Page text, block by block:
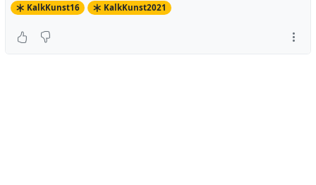
KalkKunst16
KalkKunst2021